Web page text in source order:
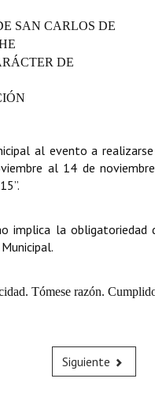
SAN CARLOS DE
DE
al evento a
al 14 de
implica la obligatoriedad
Tómese razón.
Siguiente